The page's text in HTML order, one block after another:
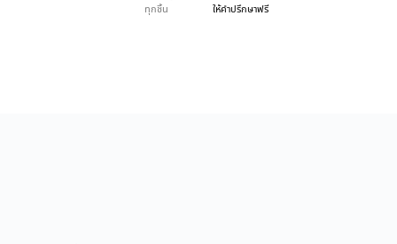
ทุกชิ้น
ให้คำปรึกษาฟรี